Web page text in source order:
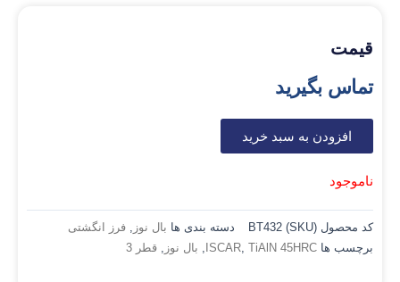
قیمت
تماس بگیرید
افزودن به سبد خرید
ناموجود
کد محصول (SKU) BT432 دسته بندی ها بال نوز
فرز انگشتی
برچسب ها
ISCAR TiAlN 45HRC بال نوز قطر 3